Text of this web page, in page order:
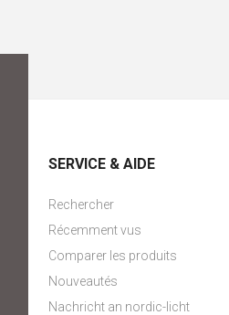
SERVICE & AIDE
Rechercher
Récemment vus
Comparer les produits
Nouveautés
Nachricht an nordic-licht